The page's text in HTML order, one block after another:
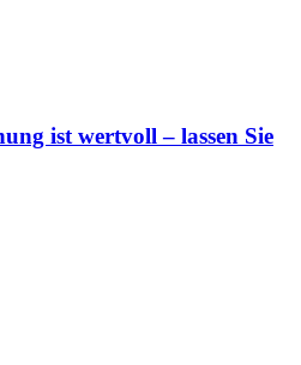
ist wertvoll – lassen Sie